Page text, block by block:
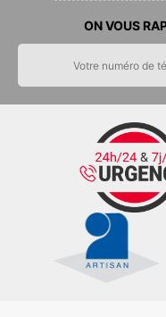
ON VOUS